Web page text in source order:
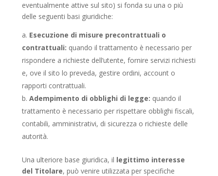
eventualmente attive sul sito) si fonda su una o più
delle seguenti basi giuridiche:
Esecuzione di misure precontrattuali o
contrattuali: quando il trattamento è necessario per
rispondere a richieste dell’utente, fornire servizi richiesti
e, ove il sito lo preveda, gestire ordini, account o
rapporti contrattuali.
Adempimento di obblighi di legge: quando il
trattamento è necessario per rispettare obblighi fiscali,
contabili, amministrativi, di sicurezza o richieste delle
autorità.
Una ulteriore base giuridica, il legittimo interesse
del Titolare, può venire utilizzata per specifiche